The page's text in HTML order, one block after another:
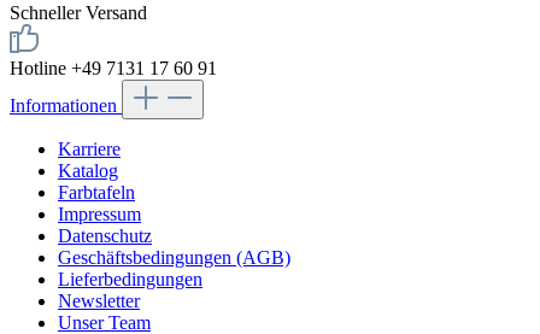
Schneller Versand
Hotline +49 7131 17 60 91
Informationen
Karriere
Katalog
Farbtafeln
Impressum
Datenschutz
Geschäftsbedingungen (AGB)
Lieferbedingungen
Newsletter
Unser Team